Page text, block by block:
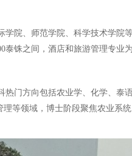
院、师范学院、科学技术学
铢之间，酒店和旅游管理专业
门方向包括农业学、化学、
等领域，博士阶段聚焦农业系